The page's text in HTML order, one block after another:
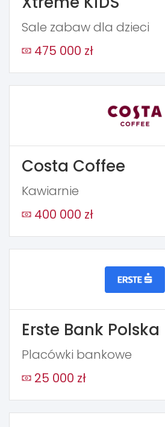
Sale zabaw dla dzieci
475 000 zł
Costa Coffee
Kawiarnie
400 000 zł
Erste Bank Polska
Placówki bankowe
25 000 zł